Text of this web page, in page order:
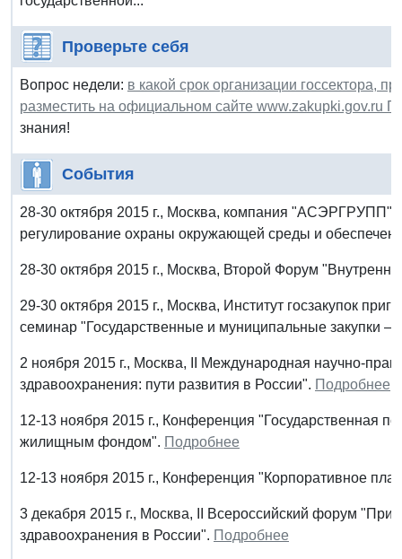
Проверьте себя
Вопрос недели: в какой срок организации госсектора,
разместить на официальном сайте www.zakupki.gov.ru
знания!
События
28-30 октября 2015 г., Москва, компания "АСЭРГРУПП"
регулирование охраны окружающей среды и
28-30 октября 2015 г., Москва, Второй Форум
29-30 октября 2015 г., Москва, Институт госзакупок
семинар "Государственные и муниципальные закупки –
2 ноября 2015 г., Москва, II Международная научно-
здравоохранения: пути развития в России". Подробнее
12-13 ноября 2015 г., Конференция "Государственная
жилищным фондом". Подробнее
12-13 ноября 2015 г., Конференция "Корпоративное
3 декабря 2015 г., Москва, II Всероссийский форум
здравоохранения в России". Подробнее